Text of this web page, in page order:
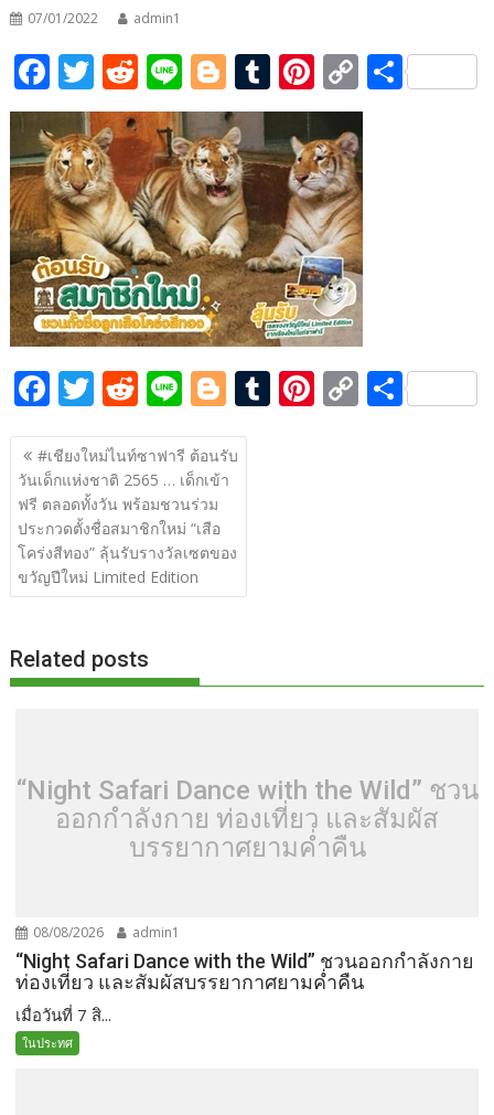
07/01/2022 admin1
F
ac
e
b
o
o
k
T
w
itt
er
R
e
d
di
t
Li
n
e
Bl
o
g
g
er
T
u
m
bl
r
Pi
nt
er
e
st
C
o
p
y
Li
n
k
S
F
ac
e
b
o
o
k
T
w
itt
er
R
e
d
di
t
Li
n
e
Bl
o
g
g
T Pi C S
แนะแนว
เรื่อง
#เชียงใหม่ไนท์ซาฟารี ต้อนรับ
วันเด็กแห่งชาติ 2565 … เด็กเข้า
ฟรี ตลอดทั้งวัน พร้อมชวนร่วม
ประกวดตั้งชื่อสมาชิกใหม่ “เสือ
โคร่งสีทอง” ลุ้นรับรางวัลเซตของ
ขวัญปีใหม่ Limited Edition
Related posts
“Night Safari Dance with the Wild” ชวน
ออกกำลังกาย ท่องเที่ยว และสัมผัส
บรรยากาศยามค่ำคืน
08/08/2026 admin1
“Night Safari Dance with the Wild” ชวนออกกำลังกาย
ท่องเที่ยว และสัมผัสบรรยากาศยามค่ำคืน
เมื่อวันที่ 7 สิ...
ในประทศ